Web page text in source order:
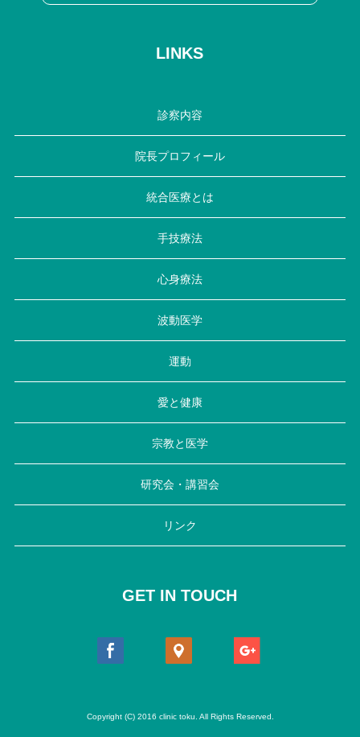
LINKS
診察内容
院長プロフィール
統合医療とは
手技療法
心身療法
波動医学
運動
愛と健康
宗教と医学
研究会・講習会
リンク
GET IN TOUCH
Copyright (C) 2016 clinic toku. All Rights Reserved.